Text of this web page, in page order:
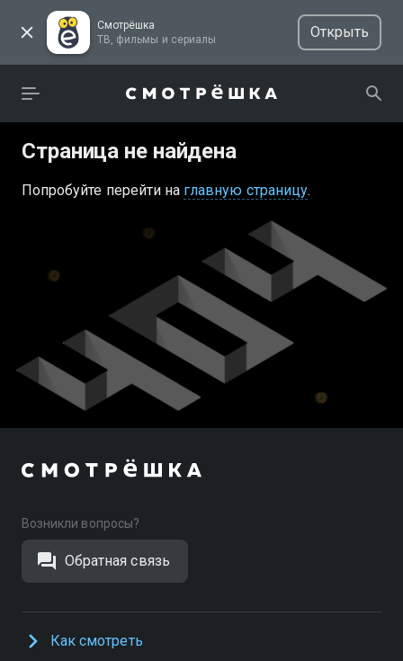
Смотрёшка
ТВ, фильмы и сериалы
Открыть
Страница не найдена
Попробуйте перейти на главную страницу.
Возникли вопросы?
Обратная связь
Как смотреть